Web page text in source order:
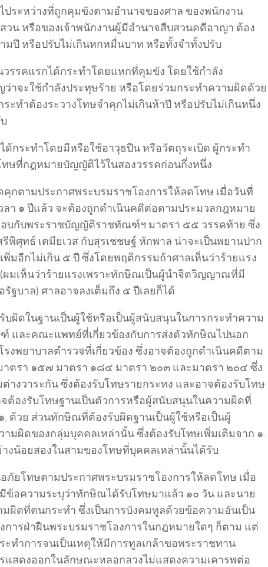
ระหว่างที่ถูกคุมขังตามอำนาจของศาล ของพนักงาน
วน หรือของเจ้าพนักงานผู้มีอำนาจสืบสวนคดีอาญา ต้อง
มปี หรือปรับไม่เกินหกหมื่นบาท หรือทั้งจำทั้งปรับ
รรคแรกได้กระทำโดยแหกที่คุมขัง โดยใช้กำลัง
าจะใช้กำลังประทุษร้าย หรือโดยร่วมกระทำความผิดด้วย
ะทำต้องระวางโทษจำคุกไม่เกินห้าปี หรือปรับไม่เกินหนึ่ง
กระทำโดยมีหรือใช้อาวุธปืน หรือวัตถุระเบิด ผู้กระทำ
ทษที่กฎหมายบัญญัติไว้ในสองวรรคก่อนกึ่งหนึ่ง
กตามประกาศพระบรมราชโองการให้ลดโทษ เมื่อวันที่
ลา ๑ ปีแล้ว จะต้องถูกดำเนินคดีต่อตามประมวลกฎหมาย
บกับพระราชบัญญัติราชทัณฑ์ฯ มาตรา ๕๕ วรรคท้าย ซึ่ง
พิศุทธ์ เตมียเวส กับสุรเชชษฐ์ หักพาล น่าจะเป็นพยานปาก
มอีกไม่เกิน ๕ ปี ซึ่งโดยพฤติกรรมถ้าศาลเห็นว่าร้ายแรง
ผมเห็นว่าร้ายแรงเพราะทักษิณเป็นผู้นำจิตวิญญาณที่มี
ฐบาล) ศาลอาจลงเต็มถึง ๕ ปีเลยก็ได้
ผิดในฐานเป็นผู้ใช้หรือเป็นผู้สนับสนุนในการกระทำความ
และคณะแพทย์ที่เกี่ยวข้องกับการส่งตัวทักษิณไปนอก
งพยาบาลตำรวจที่เกี่ยวข้อง ซึ่งอาจต้องถูกดำเนินคดีตาม
ตรา ๑๕๗ มาตรา ๑๘๔ มาตรา ๒๐๓ และมาตรา ๒๐๔ ซึ่ง
างวาระกัน ซึ่งต้องรับโทษรายกระทง และอาจต้องรับโทษ
ต้องรับโทษฐานเป็นตัวการหรือผู้สนับสนุนในความผิดที่
ด้วย ส่วนทักษิณที่ต้องรับผิดฐานเป็นผู้ใช้หรือเป็นผู้
มผิดของกลุ่มบุคคลเหล่านั้น ซึ่งต้องรับโทษเพิ่มเติมจาก ๑.
งน้อยสองในสามของโทษที่บุคคลเหล่านั้นได้รับ
ภัยโทษตามประกาศพระบรมราชโองการให้ลดโทษ เมื่อ
ข้อความระบุว่าทักษิณได้รับโทษมาแล้ว ๑๐ วัน และนาย
ผิดที่ตนกระทำ ซึ่งเป็นการบังคมทูลด้วยข้อความอันเป็น
การฝ่าฝืนพระบรมราชโองการในกฎหมายใดๆ ก็ตาม แต่
ทำการจนเป็นเหตุให้มีการทูลเกล้าขอพระราชทาน
แสดงออกในลักษณะหลอกลวงไม่แสดงความเคารพต่อ